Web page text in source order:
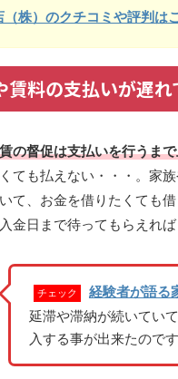
（株）のクチコミや評判は
賃料の支払いが遅
の督促は支払いを行うま
ても払えない・・・。家
て、お金を借りたくても借
金日まで待ってもらえれば
チェック
経験者が語る
延滞や滞納が続いていて
入する事が出来たのです